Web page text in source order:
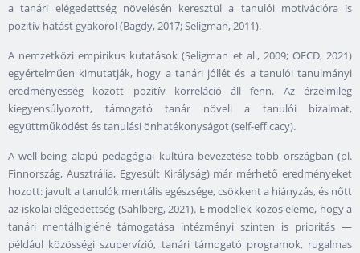
a tanári elégedettség növelésén keresztül a tanulói motivációra is
pozitív hatást gyakorol (Bagdy, 2017; Seligman, 2011).
A nemzetközi empirikus kutatások (Seligman et al., 2009; OECD, 2021)
egyértelműen kimutatják, hogy a tanári jóllét és a tanulói tanulmányi
eredményesség között pozitív korreláció áll fenn. Az érzelmileg
kiegyensúlyozott, támogató tanár növeli a tanulói bizalmat,
együttműködést és tanulási önhatékonyságot (self-efficacy).
A well-being alapú pedagógiai kultúra bevezetése több országban (pl.
Finnország, Ausztrália, Egyesült Királyság) már mérhető eredményeket
hozott: javult a tanulók mentális egészsége, csökkent a hiányzás, és nőtt
az iskolai elégedettség (Sahlberg, 2021). E modellek közös eleme, hogy a
tanári mentálhigiéné támogatása intézményi szinten is prioritás —
például közösségi szupervízió, tanári támogató programok, rugalmas